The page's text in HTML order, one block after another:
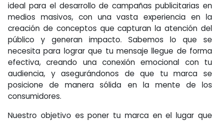
ideal para el desarrollo de campañas publicitarias en
medios masivos, con una vasta experiencia en la
creación de conceptos que capturan la atención del
público y generan impacto. Sabemos lo que se
necesita para lograr que tu mensaje llegue de forma
efectiva, creando una conexión emocional con tu
audiencia, y asegurándonos de que tu marca se
posicione de manera sólida en la mente de los
consumidores.
Nuestro objetivo es poner tu marca en el lugar que